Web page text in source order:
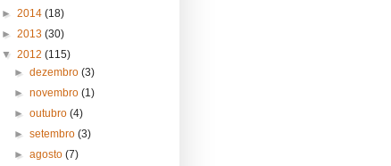
► 2014 (18)
► 2013 (30)
▼ 2012 (115)
►dezembro(3)
►novembro(1)
►outubro(4)
►setembro(3)
►agosto(7)